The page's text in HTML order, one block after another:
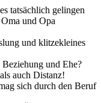
tatsächlich gelingen
und Opa
und klitzekleines
und Ehe?
auch Distanz!
sich durch den Beruf